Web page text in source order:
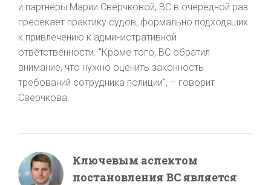
и партнёры Марии Сверчковой, ВС в очередной раз
пресекает практику судов, формально подходящих
к привлечению к административной
ответственности. "Кроме того, ВС обратил
внимание, что нужно оценить законность
требований сотрудника полиции", – говорит
Сверчкова.
Ключевым аспектом
постановления ВС является